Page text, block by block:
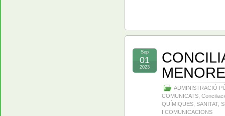
ADMINISTRACIÓ
COMUNICATS
QUÍMIQUES SANITAT,
I COMUNICACIONS
Sep
01
2023